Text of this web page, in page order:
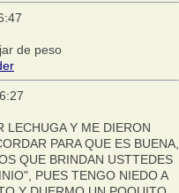
de peso
LECHUGA Y ME DIERON
PARA QUE ES BUENA,
QUE BRINDAN USTTEDES
PUES TENGO NIEDO A